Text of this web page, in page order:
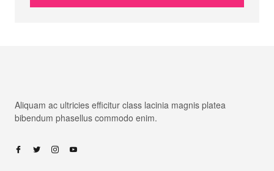
Aliquam ac ultricies efficitur class lacinia magnis platea
bibendum phasellus commodo enim.